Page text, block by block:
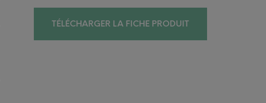
TÉLÉCHARGER LA FICHE PRODUIT